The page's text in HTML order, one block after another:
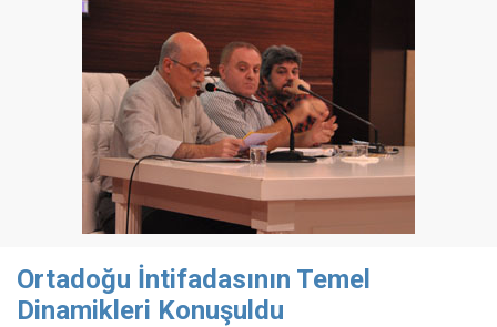
Ortadoğu İntifadasının Temel
Dinamikleri Konuşuldu